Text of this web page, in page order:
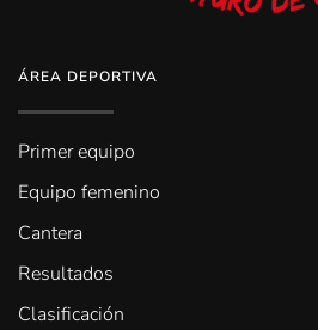
ÁREA DEPORTIVA
Primer equipo
Equipo femenino
Cantera
Resultados
Clasificación